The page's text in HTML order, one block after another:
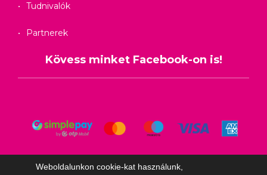
Tudnivalók
Partnerek
Kövess minket Facebook-on is!
Weboldalunkon cookie-kat használunk,